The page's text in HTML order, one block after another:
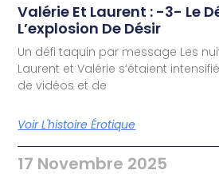
Valérie Et Laurent : -3- Le
L’explosion De Désir
Un défi taquin par message Les
Laurent et Valérie s’étaient
de vidéos et de
Voir L'histoire Érotique
17 Novembre 2025